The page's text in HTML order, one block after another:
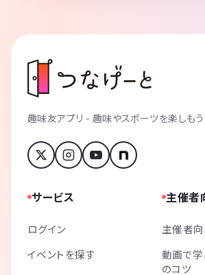
趣味友アプリ - 趣味やスポーツを楽しもう
サービス
ログイン
イベントを探す
主催者
主催者
動画で学
のコツ